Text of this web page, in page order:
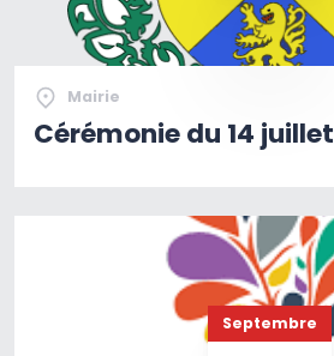
Mairie
Cérémonie du 14 juillet
Septembre